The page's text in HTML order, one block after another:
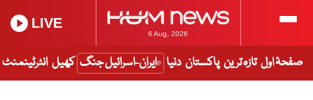
6 Aug, 2026
LIVE
صفحۂ اول تازہ ترین پاکستان دنیا ایران-اسرائیل جنگ کھیل انٹرٹینمنٹ